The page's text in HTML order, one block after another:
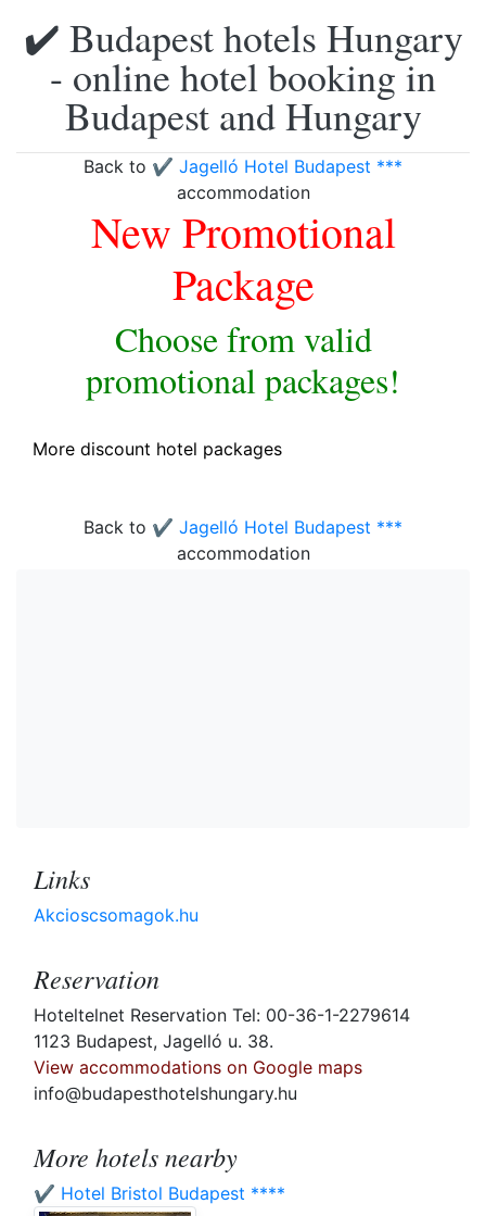
✔️ Budapest hotels Hungary
- online hotel booking in
Budapest and Hungary
Back to ✔️ Jagelló Hotel Budapest ***
accommodation
New Promotional
Package
Choose from valid
promotional packages!
More discount hotel packages
Back to ✔️ Jagelló Hotel Budapest ***
accommodation
Links
Akcioscsomagok.hu
Reservation
Hoteltelnet Reservation Tel: 00-36-1-2279614
1123 Budapest, Jagelló u. 38.
View accommodations on Google maps
info@budapesthotelshungary.hu
More hotels nearby
✔️ Hotel Bristol Budapest ****